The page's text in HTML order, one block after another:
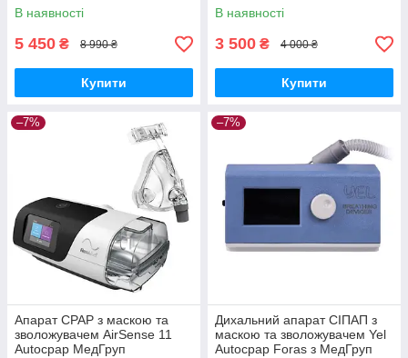
В наявності
5 450 ₴ 8 990 ₴
Купити
В наявності
3 500 ₴ 4 000 ₴
Купити
–7%
Апарат CPAP з маскою та
зволожувачем AirSense 11
Autocpap МедГруп
–7%
Дихальний апарат СІПАП з
маскою та зволожувачем Yel
Autocpap Foras з МедГруп